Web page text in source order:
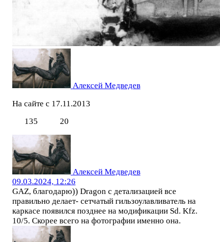
Алексей Медведев
На сайте с 17.11.2013
135
20
Алексей Медведев
09.03.2024, 12:26
GAZ, благодарю)) Dragon с детализацией все
правильно делает- сетчатый гильзоулавливатель на
каркасе появился позднее на модификации Sd. Kfz.
10/5. Скорее всего на фотографии именно она.